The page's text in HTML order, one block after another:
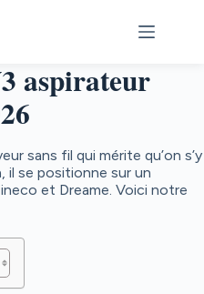
aspirateur
sans fil qui mérite qu’on s’y
il se positionne sur un
et Dreame. Voici notre